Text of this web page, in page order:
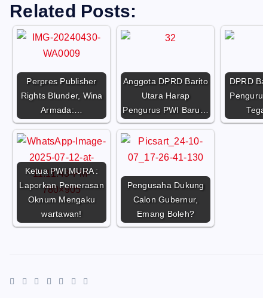
Related Posts:
Perpres Publisher
Rights Blunder, Wina
Armada:…
Anggota DPRD Barito
Utara Harap
Pengurus PWI Baru…
DPRD
Ketua PWI MURA :
Laporkan Pemerasan
Oknum Mengaku
wartawan!
Pengusaha Dukung
Calon Gubernur,
Emang Boleh?